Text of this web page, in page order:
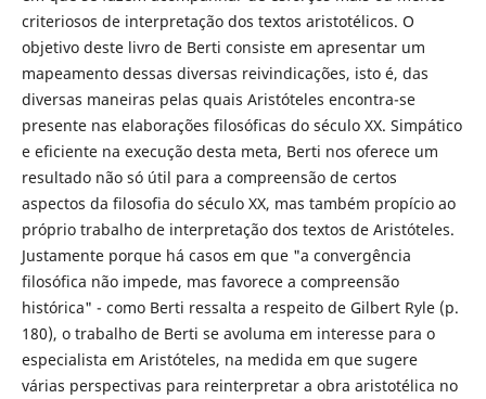
criteriosos de interpretação dos textos aristotélicos. O
objetivo deste livro de Berti consiste em apresentar um
mapeamento dessas diversas reivindicações, isto é, das
diversas maneiras pelas quais Aristóteles encontra-se
presente nas elaborações filosóficas do século XX. Simpático
e eficiente na execução desta meta, Berti nos oferece um
resultado não só útil para a compreensão de certos
aspectos da filosofia do século XX, mas também propício ao
próprio trabalho de interpretação dos textos de Aristóteles.
Justamente porque há casos em que "a convergência
filosófica não impede, mas favorece a compreensão
histórica" - como Berti ressalta a respeito de Gilbert Ryle (p.
180), o trabalho de Berti se avoluma em interesse para o
especialista em Aristóteles, na medida em que sugere
várias perspectivas para reinterpretar a obra aristotélica no